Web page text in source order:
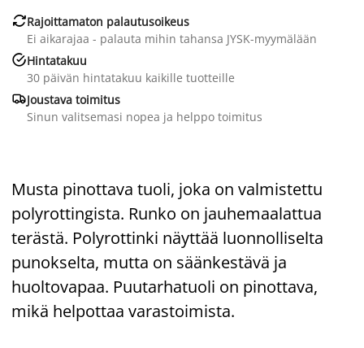
Rajoittamaton palautusoikeus
Ei aikarajaa - palauta mihin tahansa JYSK-myymälään
Hintatakuu
30 päivän hintatakuu kaikille tuotteille
Joustava toimitus
Sinun valitsemasi nopea ja helppo toimitus
Musta pinottava tuoli, joka on valmistettu
polyrottingista. Runko on jauhemaalattua
terästä. Polyrottinki näyttää luonnolliselta
punokselta, mutta on säänkestävä ja
huoltovapaa. Puutarhatuoli on pinottava,
mikä helpottaa varastoimista.